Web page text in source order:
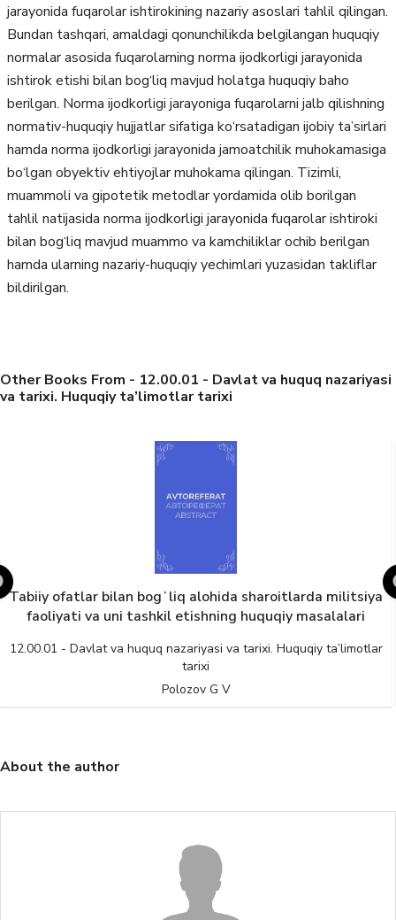
jarayonida fuqarolar ishtirokining nazariy asoslari tahlil qilingan.
Bundan tashqari, amaldagi qonunchilikda belgilangan huquqiy
normalar asosida fuqarolarning norma ijodkorligi jarayonida
ishtirok etishi bilan bog‘liq mavjud holatga huquqiy baho
berilgan. Norma ijodkorligi jarayoniga fuqarolarni jalb qilishning
normativ-huquqiy hujjatlar sifatiga kо‘rsatadigan ijobiy ta’sirlari
hamda norma ijodkorligi jarayonida jamoatchilik muhokamasiga
bо‘lgan obyektiv ehtiyojlar muhokama qilingan. Tizimli,
muammoli va gipotetik metodlar yordamida olib borilgan
tahlil natijasida norma ijodkorligi jarayonida fuqarolar ishtiroki
bilan bog‘liq mavjud muammo va kamchiliklar ochib berilgan
hamda ularning nazariy-huquqiy yechimlari yuzasidan takliflar
bildirilgan.
Other Books From - 12.00.01 - Davlat va huquq nazariyasi
va tarixi. Huquqiy ta’limotlar tarixi
Tabiiy ofatlar bilan bogʻliq alohida sharoitlarda militsiya
faoliyati va uni tashkil etishning huquqiy masalalari
12.00.01 - Davlat va huquq nazariyasi va tarixi. Huquqiy ta’limotlar
tarixi
Polozov G V
About the author